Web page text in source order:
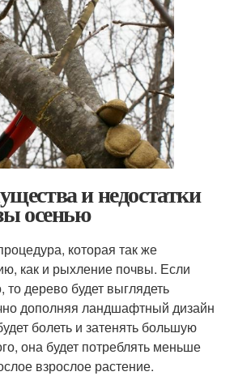
и недостатки
осенью
которая так же
как и рыхление почвы. Если
то дерево будет выглядеть
дополняя ландшафтный дизайн
болеть и затенять большую
она будет потреблять меньше
взрослое растение.